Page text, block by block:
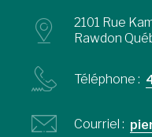
2101 Rue
Rawdon
Téléphone :
Courriel :